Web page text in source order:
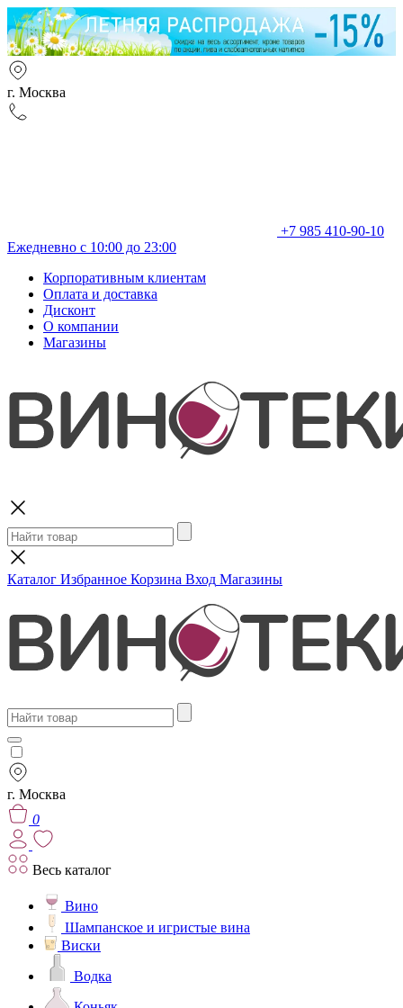
г. Москва
+7 985 410-90-10
Ежедневно с 10:00 до 23:00
Корпоративным клиентам
Оплата и доставка
Дисконт
О компании
Магазины
Каталог Избранное Корзина Вход Магазины
г. Москва
0
Весь каталог
Вино
Шампанское и игристые вина
Виски
Водка